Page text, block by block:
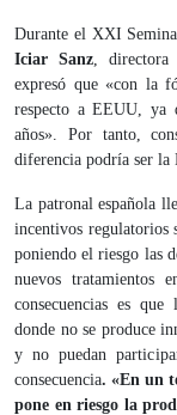
Durante el XXI
Iciar Sanz, directora
expresó que «con la
respecto a EEUU, ya
años». Por tanto,
diferencia podría ser la
La patronal española
incentivos regulatorios
poniendo el riesgo las
nuevos tratamientos
consecuencias es
donde no se produce
y no puedan
consecuencia. «En un
pone en riesgo la